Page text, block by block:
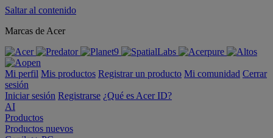
Saltar al contenido
Marcas de Acer
Mi perfil Mis productos Registrar un producto Mi comunidad Cerrar
sesión
Iniciar sesión Registrarse ¿Qué es Acer ID?
AI
Productos
Productos nuevos